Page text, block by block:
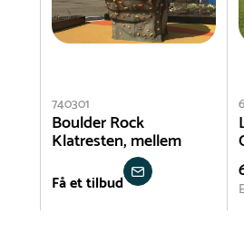
740301
Boulder Rock
Klatresten, mellem
Få et tilbud